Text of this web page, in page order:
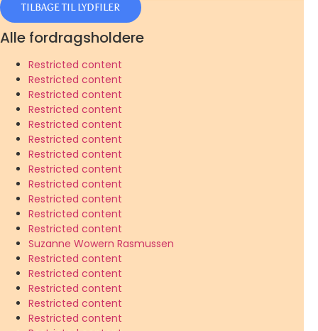
TILBAGE TIL LYDFILER
Alle fordragsholdere
Restricted content
Restricted content
Restricted content
Restricted content
Restricted content
Restricted content
Restricted content
Restricted content
Restricted content
Restricted content
Restricted content
Restricted content
Suzanne Wowern Rasmussen
Restricted content
Restricted content
Restricted content
Restricted content
Restricted content